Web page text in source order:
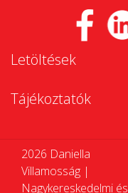
Letöltések
Tájékoztatók
2026 Daniella
Villamosság |
Nagykereskedelmi és